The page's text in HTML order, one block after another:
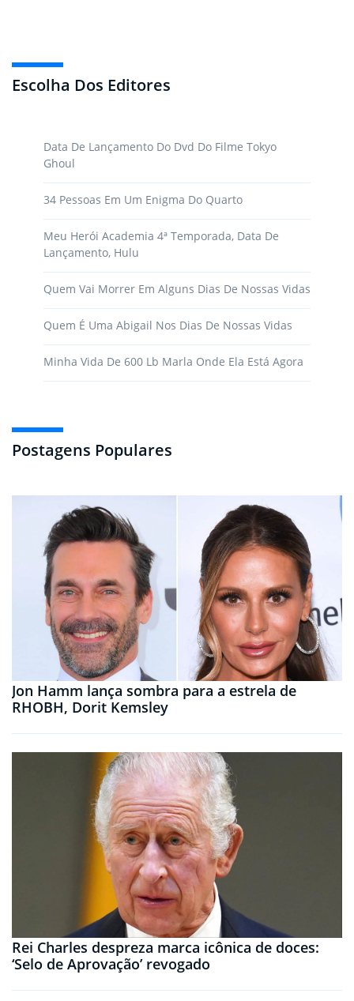
Escolha Dos Editores
Data De Lançamento Do Dvd Do Filme Tokyo
Ghoul
34 Pessoas Em Um Enigma Do Quarto
Meu Herói Academia 4ª Temporada, Data De
Lançamento, Hulu
Quem Vai Morrer Em Alguns Dias De Nossas Vidas
Quem É Uma Abigail Nos Dias De Nossas Vidas
Minha Vida De 600 Lb Marla Onde Ela Está Agora
Postagens Populares
Jon Hamm lança sombra para a estrela de
RHOBH, Dorit Kemsley
Rei Charles despreza marca icônica de doces:
‘Selo de Aprovação’ revogado